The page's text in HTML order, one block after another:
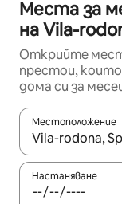
Места за
на Vila-
Открийте
престои,
дома си за
Местоположение
Когато
Настаняване